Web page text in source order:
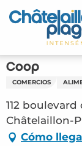
Aller
au
principal
Inicio – ES
Descubra
Actividades
Vivir
Coop
COMERCIOS
112
Châtelaillon-
Cómo